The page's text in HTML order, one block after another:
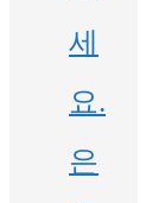
세
요.
은